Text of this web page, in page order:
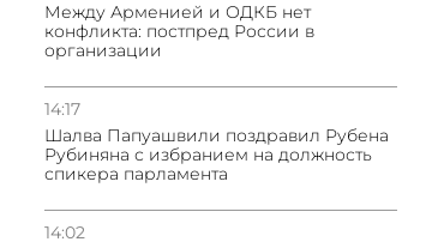
Между Арменией и ОДКБ нет
конфликта: постпред России в
организации
14:17
Шалва Папуашвили поздравил Рубена
Рубиняна с избранием на должность
спикера парламента
14:02